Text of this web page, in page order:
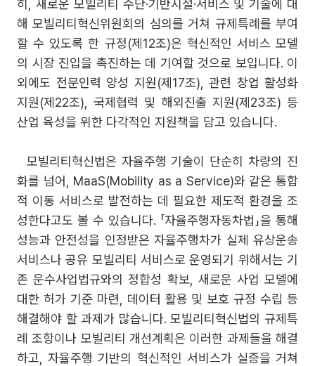
히, 새로운 모빌리티 수단·기반시설·서비스 및 기술에 대
해 모빌리티혁신위원회의 심의를 거쳐 규제특례를 부여
할 수 있도록 한 규정(제12조)은 혁신적인 서비스 모델
의 시장 진입을 촉진하는 데 기여할 것으로 보입니다. 이
외에도 전문인력 양성 지원(제17조), 관련 창업 활성화
지원(제22조), 국제협력 및 해외진출 지원(제23조) 등
산업 육성을 위한 다각적인 지원책을 담고 있습니다.
모빌리티혁신법은 자율주행 기술이 단순히 차량의 진
화를 넘어, MaaS(Mobility as a Service)와 같은 통합
적 이동 서비스로 발전하는 데 필요한 제도적 환경을 조
성한다고도 볼 수 있습니다. 「자율주행자동차법」을 통해
성능과 안전성을 인정받은 자율주행차가 실제 유상운송
서비스나 공유 모빌리티 서비스로 운영되기 위해서는 기
존 운수사업법규와의 정합성 확보, 새로운 사업 모델에
대한 허가 기준 마련, 데이터 활용 및 보호 규정 수립 등
해결해야 할 과제가 많습니다. 모빌리티혁신법의 규제특
례 조항이나 모빌리티 개선계획은 이러한 과제들을 해결
하고, 자율주행 기반의 혁신적인 서비스가 실증을 거쳐